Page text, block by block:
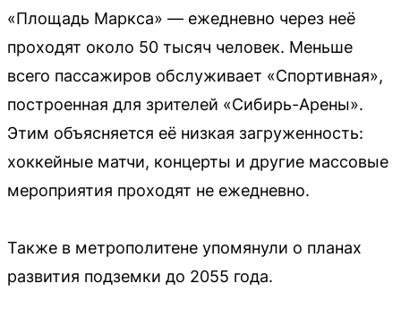
«Площадь Маркса» — ежедневно через неё
проходят около 50 тысяч человек. Меньше
всего пассажиров обслуживает «Спортивная»,
построенная для зрителей «Сибирь-Арены».
Этим объясняется её низкая загруженность:
хоккейные матчи, концерты и другие массовые
мероприятия проходят не ежедневно.
Также в метрополитене упомянули о планах
развития подземки до 2055 года.